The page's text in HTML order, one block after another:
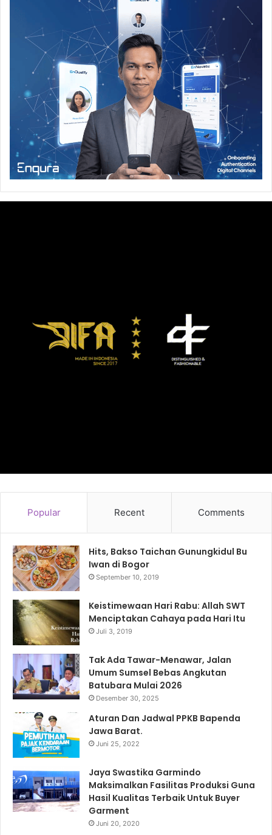
Popular Recent Comments
Hits, Bakso Taichan Gunungkidul Bu
Iwan di Bogor
September 10, 2019
Keistimewaan Hari Rabu: Allah SWT
Menciptakan Cahaya pada Hari Itu
Juli 3, 2019
Tak Ada Tawar-Menawar, Jalan
Umum Sumsel Bebas Angkutan
Batubara Mulai 2026
Desember 30, 2025
Aturan Dan Jadwal PPKB Bapenda
Jawa Barat.
Juni 25, 2022
Jaya Swastika Garmindo
Maksimalkan Fasilitas Produksi Guna
Hasil Kualitas Terbaik Untuk Buyer
Garment
Juni 20, 2020